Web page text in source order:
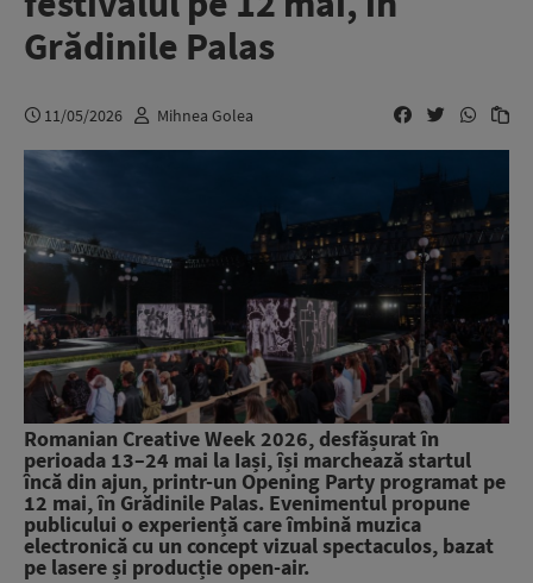
Grădinile Palas
11/05/2026 Mihnea Golea
Romanian Creative Week 2026, desfășurat în
perioada 13–24 mai la Iași, își marchează startul
încă din ajun, printr-un Opening Party programat pe
12 mai, în Grădinile Palas. Evenimentul propune
publicului o experiență care îmbină muzica
electronică cu un concept vizual spectaculos, bazat
pe lasere și producție open-air.